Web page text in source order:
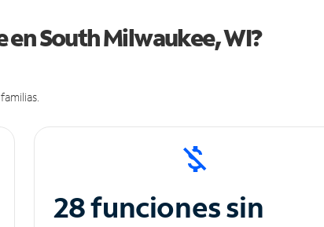
South Milwaukee, WI?
28 funciones sin